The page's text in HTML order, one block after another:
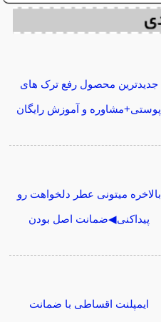
جدیدترین محصول رفع ترک های
پوستی+مشاوره و آموزش رایگان
بالاخره میتونی عطر دلخواهت رو
پیداکنی◀ضمانت اصل بودن
ایمپلنت اقساطی با ضمانت